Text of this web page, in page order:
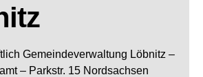
Gemeindeverwaltung Löbnitz –
– Parkstr. 15 Nordsachsen